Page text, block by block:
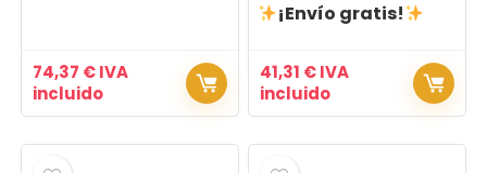
74,37 €IVA
incluido
¡Envío gratis!
41,31 €IVA
incluido